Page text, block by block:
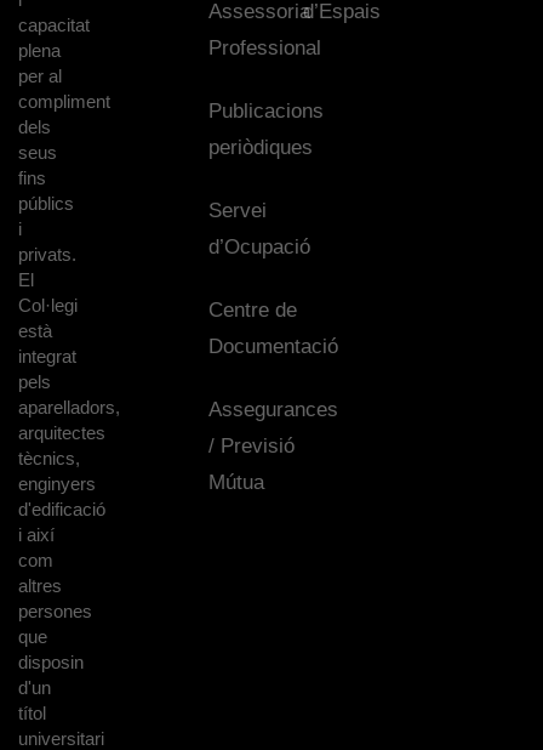
capacitat
plena
per al
compliment
dels
seus
fins
públics
i
privats.
El
Col·legi
està
integrat
pels
aparelladors,
arquitectes
tècnics,
enginyers
d'edificació
i així
com
altres
persones
que
disposin
d'un
títol
universitari
Assessoria
Professional
Publicacions
periòdiques
Servei
d’Ocupació
Centre de
Documentació
Assegurances
/ Previsió
Mútua
d’Espais